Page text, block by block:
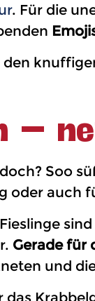
. Für die
den
–
Soo
oder auch
Gerade für
und
das